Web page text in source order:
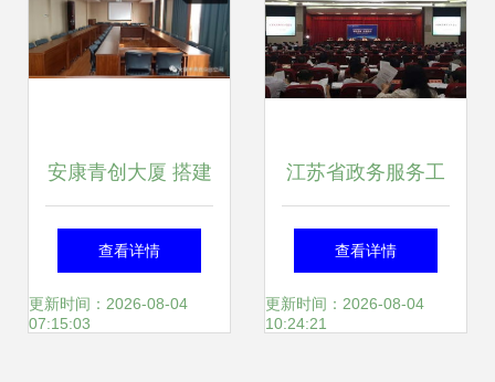
安康青创大厦 搭建
专业平台，赋能会
议展览新篇章
查看详情
更新时间：2026-08-04
07:15:03
江苏省政务服务工
作会议在宁召开，
展览展示成为亮点
查看详情
更新时间：2026-08-04
10:24:21